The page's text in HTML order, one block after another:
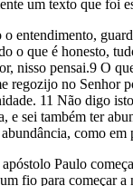
um texto que foi
entendimento,
o que é honesto,
nisso pensai.9 O
regozijo no Senhor
11 Não digo
e sei também ter
como em
apóstolo Paulo
fio para começar